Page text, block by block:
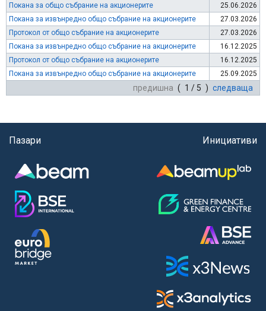
Покана за общо събрание на акционерите
25.06.2026
Покана за извънредно общо събрание на акционерите
27.03.2026
Протокол от общо събрание на акционерите
27.03.2026
Покана за извънредно общо събрание на акционерите
16.12.2025
Протокол от общо събрание на акционерите
16.12.2025
Покана за извънредно общо събрание на акционерите
25.09.2025
предишна ( 1 / 5 ) следваща
Пазари Инициативи